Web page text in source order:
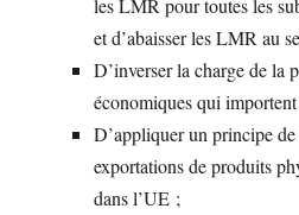
les LMR pour toutes les
et d’abaisser les LMR au
D’inverser la charge de la
économiques qui
D’appliquer un principe
exportations de produits
dans l’UE ;